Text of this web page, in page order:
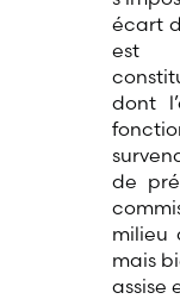
écart
est
dont
de
milieu
mais
assise